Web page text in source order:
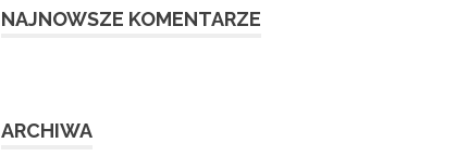
NAJNOWSZE KOMENTARZE
ARCHIWA